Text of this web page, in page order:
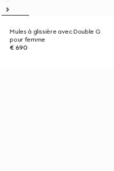
Mules à glissière avec Double G
pour femme
€ 690